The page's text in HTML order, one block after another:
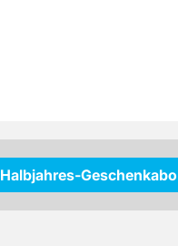
Halbjahres-Geschenkabo